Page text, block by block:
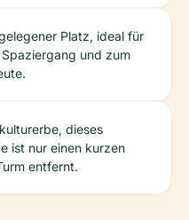
Platz, ideal für
und zum
dieses
ist nur einen kurzen
entfernt.